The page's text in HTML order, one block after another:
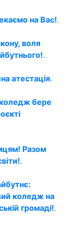
на Вас!.
воля
.
атестація.
коледж бере
Разом
.
коледж на
громаді!.